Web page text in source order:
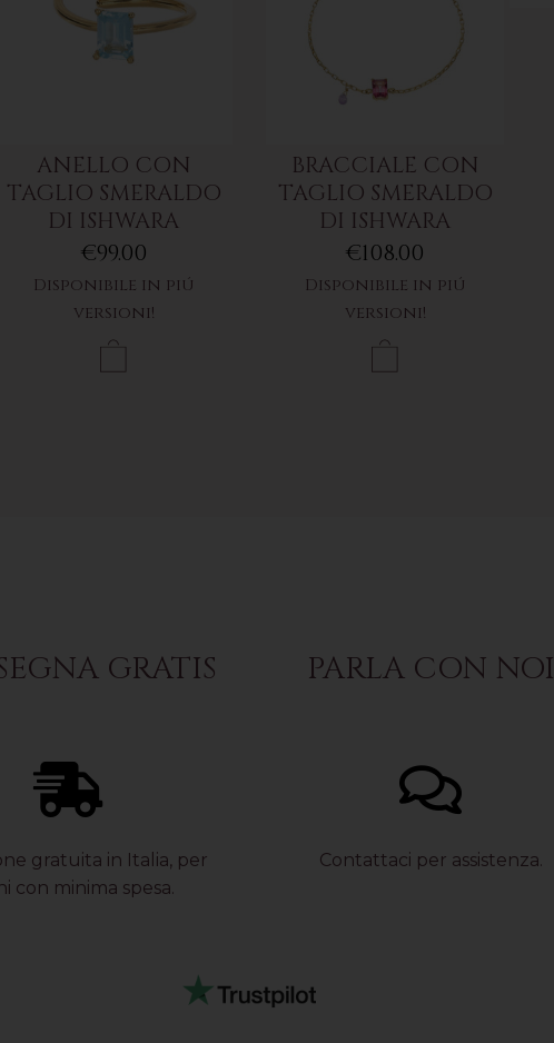
ANELLO CON
TAGLIO SMERALDO
DI ISHWARA
€99.00
Disponibile in piú
versioni!
BRACCIALE CON
TAGLIO SMERALDO
DI ISHWARA
€108.00
Disponibile in piú
versioni!
GRATIS
gratuita in Italia, per
con minima spesa.
PARLA CON NOI
Contattaci per assistenza.